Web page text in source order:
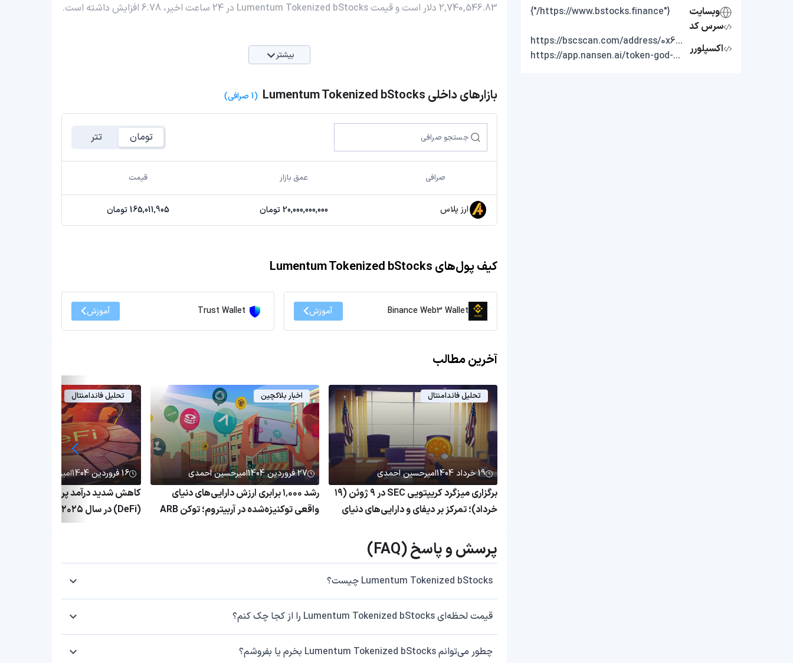
وبسایت
{"https://www.bstocks.finance/"}
سرس کد
اکسپلورر
https://bscscan.com/address/0x64748bea17b6d19e242adf20425de2440c656142
https://app.nansen.ai/token-god-mode?chain=bnb&tab=transactions&tokenAddress=0x64748bea17b6d19e242adf20425de2440c656142
2,740,546.83 دلار است و قیمت Lumentum Tokenized bStocks در 24 ساعت اخیر، 6.78 افزایش داشته است.
بیشتر
بازارهای داخلی Lumentum Tokenized bStocks (1 صرافی)
تومان تتر
صرافی عمق بازار قیمت
ارز پلاس 20,000,000,000 تومان 165,011,905 تومان
کیف پول‌های Lumentum Tokenized bStocks
Binance Web3 Wallet آموزش Trust Wallet آموزش
آخرین مطالب
تحلیل فاندامنتال
19 خرداد 1404 امیرحسین احمدی
برگزاری میزگرد کریپتویی SEC در ۹ ژوئن (۱۹
خرداد)؛ تمرکز بر دیفای و دارایی‌های دنیای
اخبار بلاکچین
27 فروردین 1404 امیرحسین احمدی
رشد ۱٬۰۰۰ برابری ارزش دارایی‌های دنیای
واقعی توکنیزه‌شده در آربیتروم؛ توکن ARB
تحلیل فاندامنتال
16 فروردین 1404 امیرحسین احمدی
کاهش شدید درآمد پروتکل‌های دیفای
غیرمتمرکز ادامه دارد
پرسش و پاسخ (FAQ)
Lumentum Tokenized bStocks چیست؟
قیمت لحظه‌ای Lumentum Tokenized bStocks را از کجا چک کنم؟
چطور می‌توانم Lumentum Tokenized bStocks بخرم یا بفروشم؟